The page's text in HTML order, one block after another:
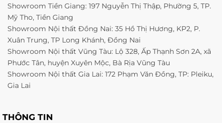
Showroom Tiền Giang: 197 Nguyễn Thị Thập, Phường 5, TP.
Mỹ Tho, Tiền Giang
Showroom Nội thất Đồng Nai: 35 Hồ Thị Hương, KP2, P.
Xuân Trung, TP Long Khánh, Đồng Nai
Showroom Nội thất Vũng Tàu: Lộ 328, Ấp Thạnh Sơn 2A, xã
Phước Tân, huyện Xuyên Mộc, Bà Rịa Vũng Tàu
Showroom Nội thất Gia Lai: 172 Phạm Văn Đồng, TP: Pleiku,
Gia Lai
THÔNG TIN